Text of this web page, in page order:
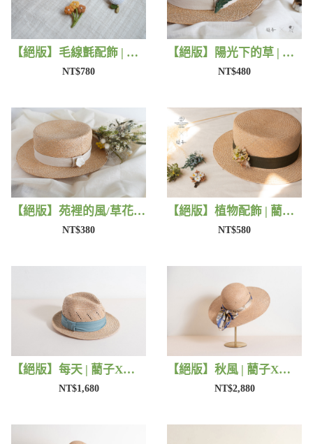
【絕版】毛線氈配飾 | 藺子X小森物
NT$780
【絕版】陽光下的草 | 藺子X片片
NT$480
【絕版】苑裡的風/草花 | 藺子X片片
NT$380
【絕版】植物配飾 | 藺子X法洛勒姆
NT$580
【絕版】每天 | 藺子X好煩小姐
NT$1,680
【絕版】秋風 | 藺子X好煩小姐
NT$2,880